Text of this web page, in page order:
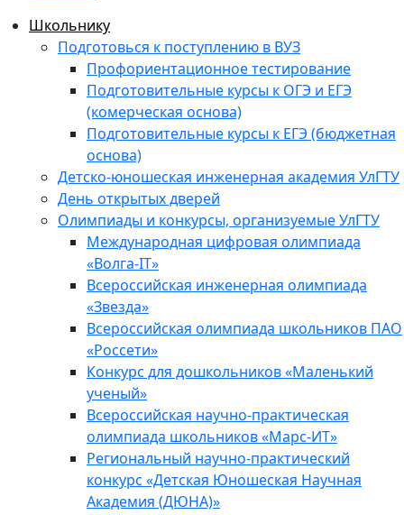
Школьнику
Подготовься к поступлению в ВУЗ
Профориентационное тестирование
Подготовительные курсы к ОГЭ и ЕГЭ
(комерческая основа)
Подготовительные курсы к ЕГЭ (бюджетная
основа)
Детско-юношеская инженерная академия УлГТУ
День открытых дверей
Олимпиады и конкурсы, организуемые УлГТУ
Международная цифровая олимпиада
«Волга-IT»
Всероссийская инженерная олимпиада
«Звезда»
Всероссийская олимпиада школьников ПАО
«Россети»
Конкурс для дошкольников «Маленький
ученый»
Всероссийская научно-практическая
олимпиада школьников «Марс-ИТ»
Региональный научно-практический
конкурс «Детская Юношеская Научная
Академия (ДЮНА)»